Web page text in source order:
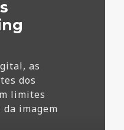
as
dos
limites
imagem